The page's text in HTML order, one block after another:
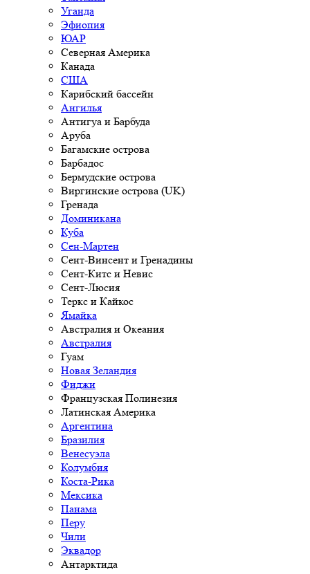
Уганда
Эфиопия
ЮАР
Северная Америка
Канада
США
Карибский бассейн
Ангилья
Антигуа и Барбуда
Аруба
Багамские острова
Барбадос
Бермудские острова
Виргинские острова (UK)
Гренада
Доминикана
Куба
Сен-Мартен
Сент-Винсент и Гренадины
Сент-Китс и Невис
Сент-Люсия
Теркс и Кайкос
Ямайка
Австралия и Океания
Австралия
Гуам
Новая Зеландия
Фиджи
Французская Полинезия
Латинская Америка
Аргентина
Бразилия
Венесуэла
Колумбия
Коста-Рика
Мексика
Панама
Перу
Чили
Эквадор
Антарктида